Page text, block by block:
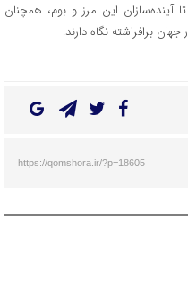
آینده‌سازان این مرز و بوم، همچنان
برافراشته نگاه دارند.
https://qomshora.ir/?p=18605